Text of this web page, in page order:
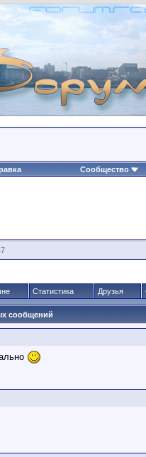
Сообщество
Статистика Друзья
сообщений